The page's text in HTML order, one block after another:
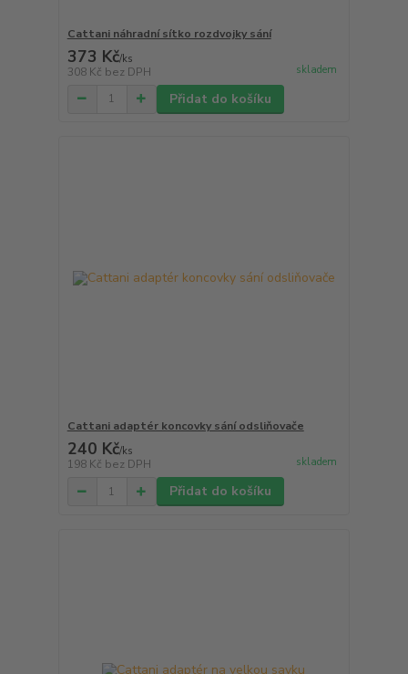
Cattani náhradní sítko rozdvojky sání
373 Kč/ks
308 Kč bez DPH skladem
Přidat do košíku
Cattani adaptér koncovky sání odsliňovače
240 Kč/ks
198 Kč bez DPH skladem
Přidat do košíku